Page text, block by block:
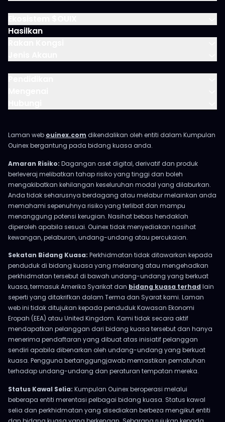
Hasilkan
Laman web ouinex.com dikendalikan oleh entiti dalam Kumpulan
Ouinex bergantung pada bidang kuasa anda.
Amaran Risiko: Dagangan aset digital, derivatif dan produk
berleveraj melibatkan tahap risiko yang tinggi dan boleh
mengakibatkan kehilangan keseluruhan modal yang dilaburkan.
Anda tidak seharusnya berdagang atau melabur melainkan anda
memahami sepenuhnya risiko yang terlibat dan mampu
menanggung potensi kerugian. Nasihat bebas hendaklah
diperoleh apabila sesuai. Ouinex tidak menyediakan nasihat
kewangan, pelaburan, undang-undang atau percukaian.
Sekatan Bidang Kuasa: Perkhidmatan tidak ditawarkan kepada
penduduk di bidang kuasa yang melarang atau mengehadkan
perkhidmatan tersebut di bawah undang-undang yang berkuat
kuasa, termasuk Amerika Syarikat dan bidang kuasa terhad lain
seperti yang ditakrifkan dalam Terma dan Syarat kami. Laman
web ini tidak ditujukan kepada penduduk Kawasan Ekonomi
Eropah (EEA) atau United Kingdom. Kami tidak secara aktif
mendapatkan pelanggan dari bidang kuasa tersebut dan hanya
menerima pendaftaran yang dibuat atas inisiatif pelanggan
sendiri apabila dibenarkan oleh undang-undang yang berkuat
kuasa. Pengguna bertanggungjawab memastikan pematuhan
terhadap undang-undang dan peraturan tempatan mereka.
Status Kawal Selia: Kumpulan Ouinex beroperasi melalui
beberapa entiti merentasi pelbagai bidang kuasa. Status kawal
selia dan perkhidmatan yang disediakan berbeza mengikut entiti